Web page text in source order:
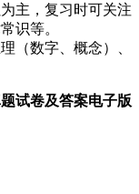
主，复习时可关注
识等。
（数字、概念）、
试卷及答案电子版